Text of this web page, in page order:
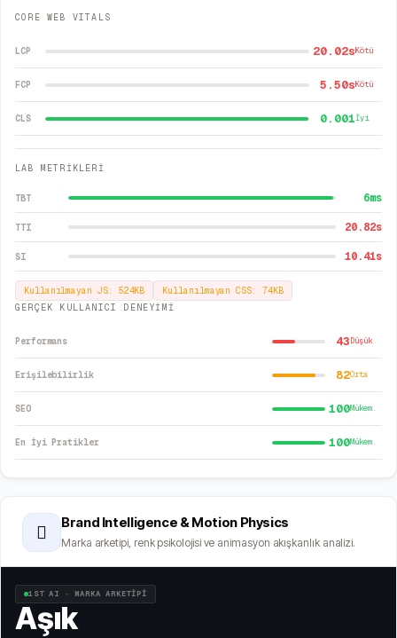
CORE WEB VITALS
LCP 20.02sKötü
FCP 5.50sKötü
CLS 0.001İyi
LAB METRİKLERİ
TBT 6ms
TTI 20.82s
SI 10.41s
Kullanılmayan JS: 524KB Kullanılmayan CSS: 74KB
GERÇEK KULLANICI DENEYİMİ
Performans 43Düşük
Erişilebilirlik 82Orta
SEO 100Mükem.
En İyi Pratikler 100Mükem.
🫆 Brand Intelligence & Motion Physics
Marka arketipi, renk psikolojisi ve animasyon akışkanlık analizi.
1ST AI · MARKA ARKETİPİ
Aşık